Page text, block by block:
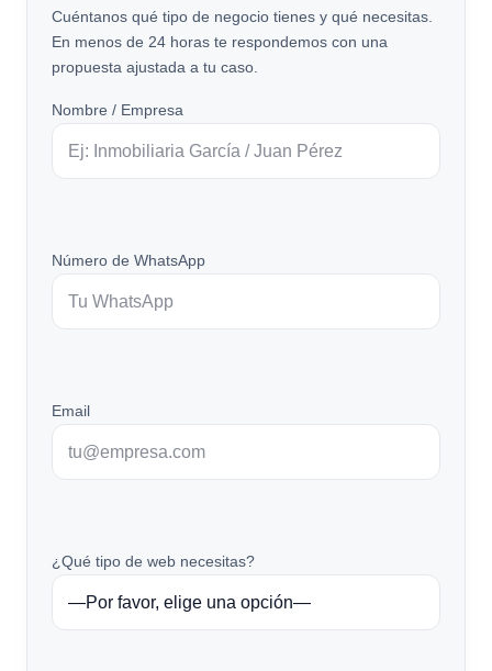
Cuéntanos qué tipo de negocio tienes y qué necesitas.
En menos de 24 horas te respondemos con una
propuesta ajustada a tu caso.
Nombre / Empresa
Número de WhatsApp
Email
¿Qué tipo de web necesitas?